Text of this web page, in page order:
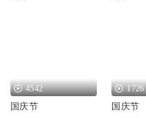
4542
国庆节
1726
国庆节